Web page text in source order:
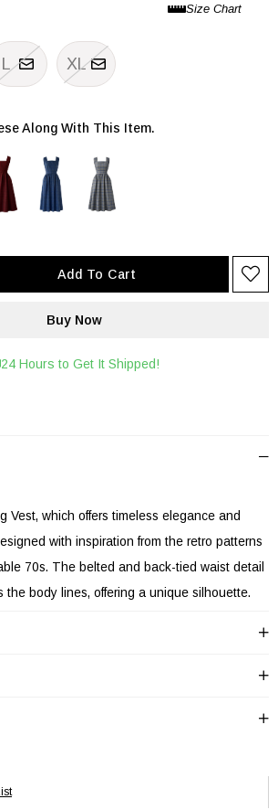
L XL
Along With This Item.
24 Hours to Get It Shipped!
Vest, which offers timeless elegance and
with inspiration from the retro patterns
70s. The belted and back-tied waist detail
the body lines, offering a unique silhouette.
There is a back zipper and a back-tied belt.
non-transparent woven fabric. (Suitable